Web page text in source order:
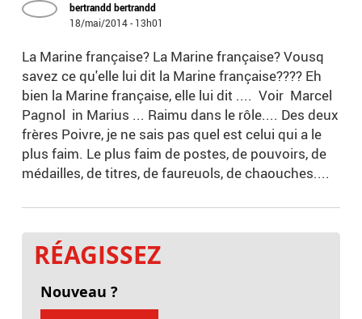
bertrandd bertrandd
18/mai/2014 - 13h01
La Marine française? La Marine française? Vousq
savez ce qu'elle lui dit la Marine française???? Eh
bien la Marine française, elle lui dit .... Voir Marcel
Pagnol in Marius ... Raimu dans le rôle.... Des deux
frères Poivre, je ne sais pas quel est celui qui a le
plus faim. Le plus faim de postes, de pouvoirs, de
médailles, de titres, de faureuols, de chaouches....
RÉAGISSEZ
Nouveau ?